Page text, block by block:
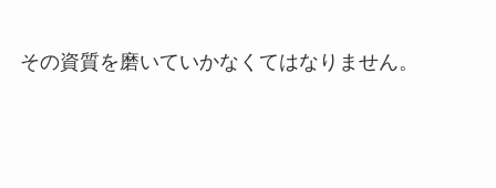
その資質を磨いていかなくてはなりません。